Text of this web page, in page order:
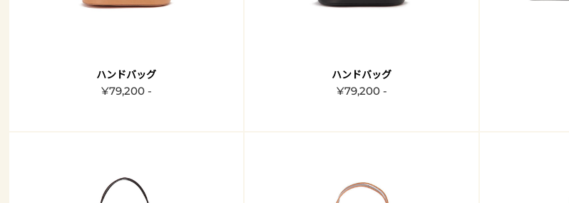
ハンドバッグ
¥79,200 -
ハンドバッグ
¥79,200 -